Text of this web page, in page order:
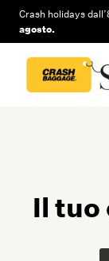
SaltaCrash holidays
agosto.
Il tuo